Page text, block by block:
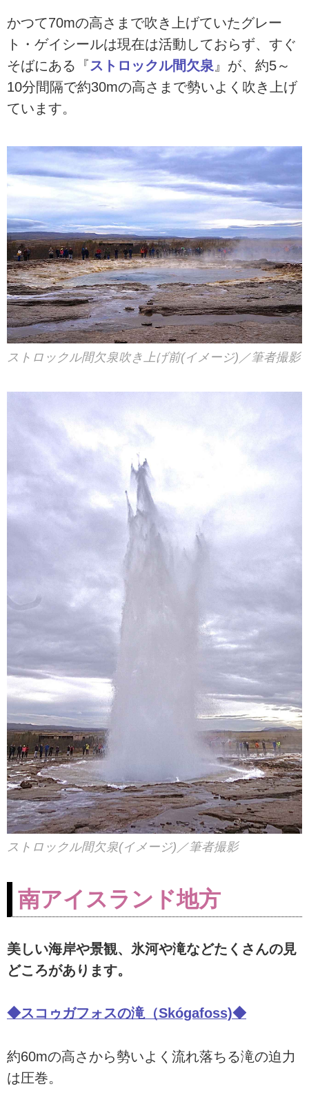
かつて70mの高さまで吹き上げていたグレー
ト・ゲイシールは現在は活動しておらず、すぐ
そばにある『ストロックル間欠泉 』が、約5～
10分間隔で約30mの高さまで勢いよく吹き上げ
ています。
ストロックル間欠泉吹き上げ前(イメージ)／筆者撮影
ストロックル間欠泉(イメージ)／筆者撮影
南アイスランド地方
美しい海岸や景観、氷河や滝などたくさんの見
どころがあります。
◆スコゥガフォスの滝（Skógafoss)◆
約60mの高さから勢いよく流れ落ちる滝の迫力
は圧巻。